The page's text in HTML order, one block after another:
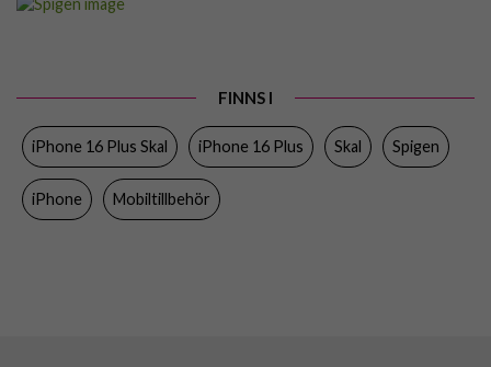
MagSafe-kompatibel, Slimmad
Färg Svart
Material
Varumärke
FINNS I
iPhone 16 Plus Skal iPhone 16 Plus Skal Spigen
iPhone Mobiltillbehör